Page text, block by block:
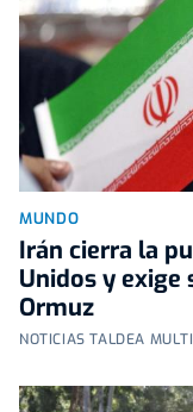
MUNDO
Irán cierra la
Unidos y exige
Ormuz
NOTICIAS TALDEA